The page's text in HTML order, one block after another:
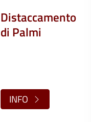
Distaccamento
di Palmi
INFO